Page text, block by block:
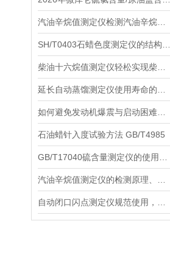
石油蜡针入度试验方法 GB/T4985